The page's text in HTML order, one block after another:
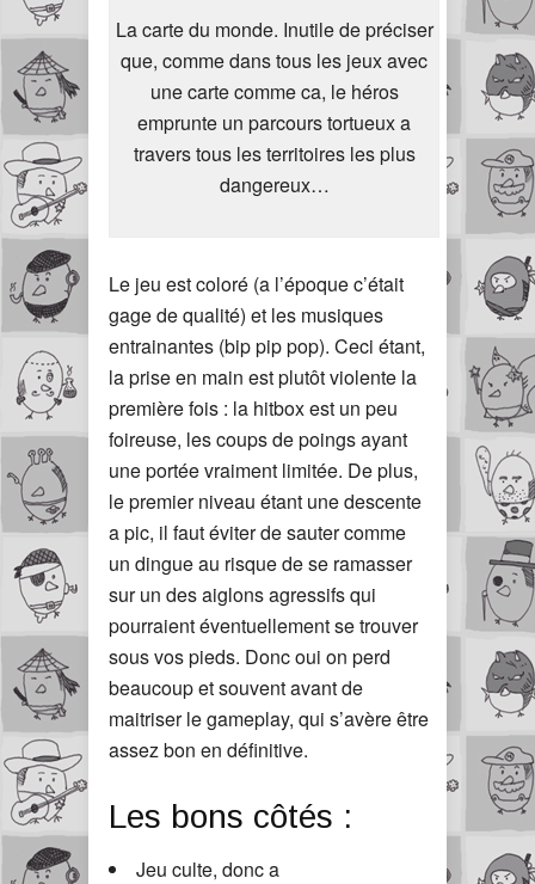
La carte du monde. Inutile de préciser
que, comme dans tous les jeux avec
une carte comme ca, le héros
emprunte un parcours tortueux a
travers tous les territoires les plus
dangereux…
Le jeu est coloré (a l’époque c’était
gage de qualité) et les musiques
entrainantes (bip pip pop). Ceci étant,
la prise en main est plutôt violente la
première fois : la hitbox est un peu
foireuse, les coups de poings ayant
une portée vraiment limitée. De plus,
le premier niveau étant une descente
a pic, il faut éviter de sauter comme
un dingue au risque de se ramasser
sur un des aiglons agressifs qui
pourraient éventuellement se trouver
sous vos pieds. Donc oui on perd
beaucoup et souvent avant de
maitriser le gameplay, qui s’avère être
assez bon en définitive.
Les bons côtés :
Jeu culte, donc a